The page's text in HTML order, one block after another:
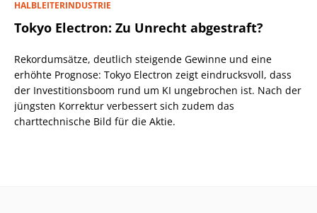
HALBLEITERINDUSTRIE
Tokyo Electron: Zu Unrecht abgestraft?
Rekordumsätze, deutlich steigende Gewinne und eine
erhöhte Prognose: Tokyo Electron zeigt eindrucksvoll, dass
der Investitionsboom rund um KI ungebrochen ist. Nach der
jüngsten Korrektur verbessert sich zudem das
charttechnische Bild für die Aktie.